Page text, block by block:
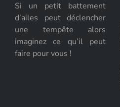
Si un petit battement
d’ailes peut déclencher
une tempête alors
imaginez ce qu’il peut
faire pour vous !